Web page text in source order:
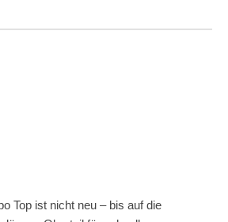
Top ist nicht neu – bis auf die